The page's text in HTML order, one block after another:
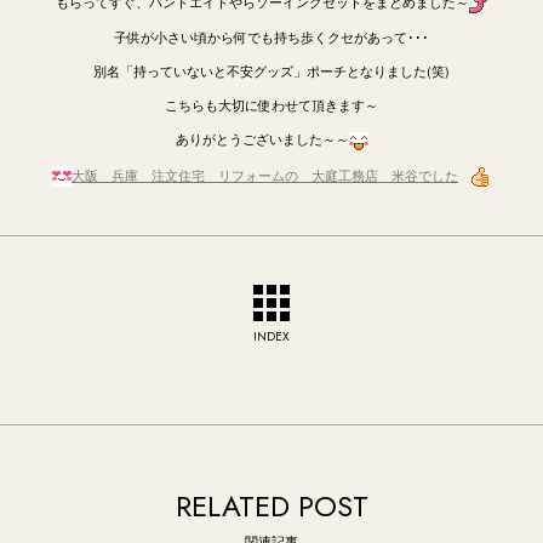
子供が小さい頃から何でも持ち歩くクセがあって･･･
別名「持っていないと不安グッズ」ポーチとなりました(笑)
こちらも大切に使わせて頂きます～
ありがとうございました～～
大阪 兵庫 注文住宅 リフォームの 大庭工務店 米谷でした
INDEX
RELATED POST